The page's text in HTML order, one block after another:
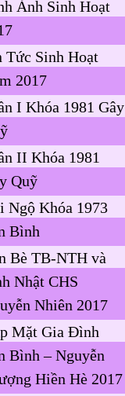
Ảnh Sinh Hoạt
Tức Sinh Hoạt
2017
I Khóa 1981 Gây
II Khóa 1981
Quỹ
Ngộ Khóa 1973
Bình
Bè TB-NTH và
Nhật CHS
Nhiên 2017
Mặt Gia Đình
Bình – Nguyễn
Hiền Hè 2017